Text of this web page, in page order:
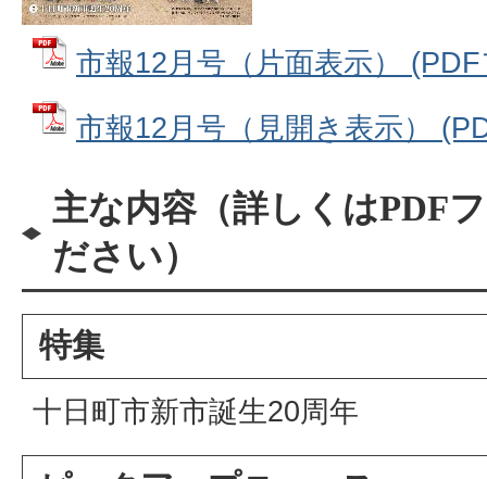
市報12月号（片面表示）
市報12月号（見開き表示）
主な内容（詳しくはPDF
ださい）
特集
十日町市新市誕生20周年